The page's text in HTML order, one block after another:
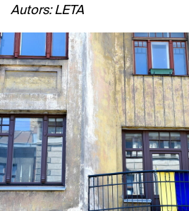
Autors: LETA